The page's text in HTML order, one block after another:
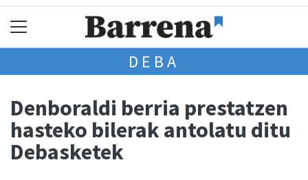
DEBA
Denboraldi berria prestatzen
hasteko bilerak antolatu ditu
Debasketek